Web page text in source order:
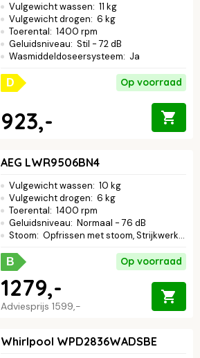
Vulgewicht wassen: 11 kg
Vulgewicht drogen: 6 kg
Toerental: 1400 rpm
Geluidsniveau: Stil - 72 dB
Wasmiddeldoseersysteem: Ja
D Op voorraad
923,-
AEG LWR9506BN4
Vulgewicht wassen: 10 kg
Vulgewicht drogen: 6 kg
Toerental: 1400 rpm
Geluidsniveau: Normaal - 76 dB
Stoom: Opfrissen met stoom, Strijkwerk verminderen
B Op voorraad
Adviesprijs 1599,-
1279,-
Whirlpool WPD2836WADSBE